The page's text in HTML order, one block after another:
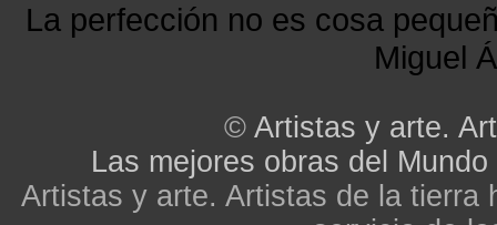
La perfección no es cosa
Miguel
© Artistas y arte.
Las mejores obras del Mundo
Artistas y arte. Artistas de la tierra